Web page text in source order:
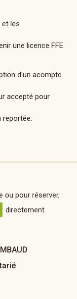
et les
une licence FFE
d'un acompte
accepté pour
reportée.
ou pour réserver,
directement.